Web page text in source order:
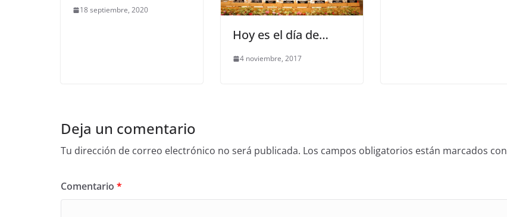
18 septiembre, 2020
Hoy es el día de…
4 noviembre, 2017
Deja un comentario
Tu dirección de correo electrónico no será publicada. Los campos obligatorios están marcados con
Comentario *